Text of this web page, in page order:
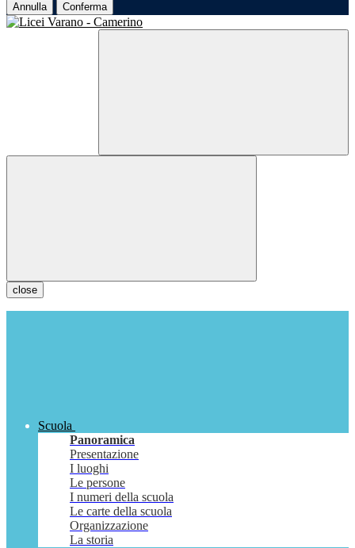
Annulla Conferma
close
Scuola
Panoramica
Presentazione
I luoghi
Le persone
I numeri della scuola
Le carte della scuola
Organizzazione
La storia